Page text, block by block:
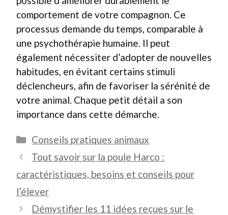
comportement de votre compagnon. Ce
processus demande du temps, comparable à
une psychothérapie humaine. Il peut
également nécessiter d’adopter de nouvelles
habitudes, en évitant certains stimuli
déclencheurs, afin de favoriser la sérénité de
votre animal. Chaque petit détail a son
importance dans cette démarche.
Catégories
Conseils pratiques animaux
Tout savoir sur la poule Harco :
caractéristiques, besoins et conseils pour
l’élever
Démystifier les 11 idées reçues sur le